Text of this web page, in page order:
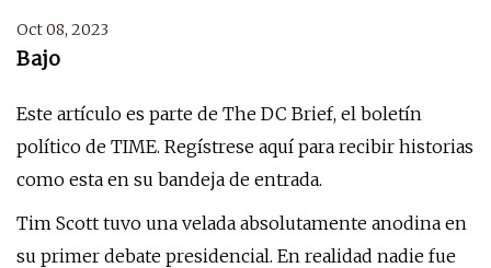
Oct 08, 2023
Bajo
Este artículo es parte de The DC Brief, el boletín
político de TIME. Regístrese aquí para recibir historias
como esta en su bandeja de entrada.
Tim Scott tuvo una velada absolutamente anodina en
su primer debate presidencial. En realidad nadie fue